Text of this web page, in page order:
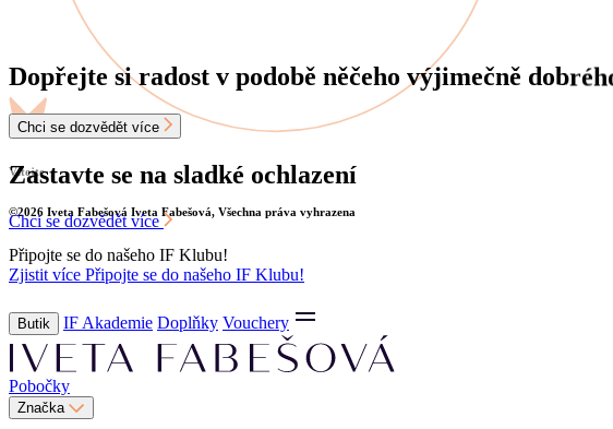
Vítejte
©2026 Iveta Fabešová Iveta Fabešová, Všechna práva vyhrazena
Připojte se do našeho IF Klubu!
Zjistit více Připojte se do našeho IF Klubu!
Butik IF Akademie Doplňky Vouchery
Pobočky
Značka